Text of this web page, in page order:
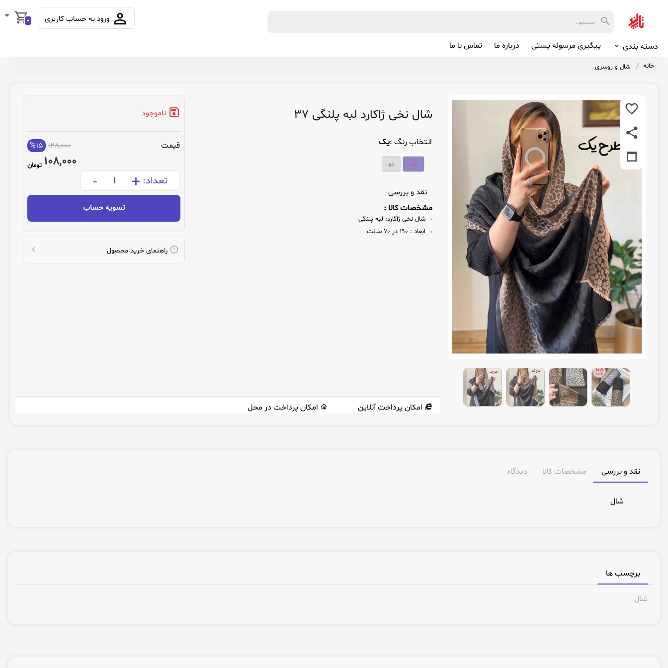
0 ورود به حساب کاربری
دسته بندی پیگیری مرسوله پستی درباره ما تماس با ما
خانه شال و روسری
شال نخی ژاکارد لبه پلنگی ۳۷
انتخاب رنگ :یک
یک دو
نقد و بررسی
مشخصات کالا :
شال نخی ژاگارد: لبه پلنگی
ابعاد :
ناموجود
قیمت 128,000
%15
108,000 تومان
تعداد: +
-
تسویه حساب
راهنمای خرید محصول
امکان پرداخت آنلاین امکان پرداخت در محل
نقد و بررسی مشخصات کالا دیدگاه
شال
برچسب ها
شال